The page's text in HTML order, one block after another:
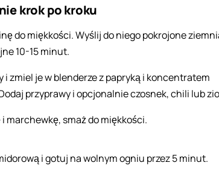
krok po kroku
do miękkości. Wyślij do niego pokrojone
10-15 minut.
i zmiel je w blenderze z papryką i koncentratem
przyprawy i opcjonalnie czosnek, chili lub
marchewkę, smaż do miękkości.
i gotuj na wolnym ogniu przez 5 minut.